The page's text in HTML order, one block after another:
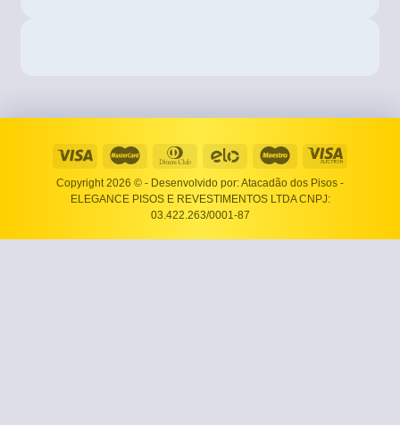
Copyright 2026 © - Desenvolvido por: Atacadão dos Pisos -
ELEGANCE PISOS E REVESTIMENTOS LTDA CNPJ:
03.422.263/0001-87